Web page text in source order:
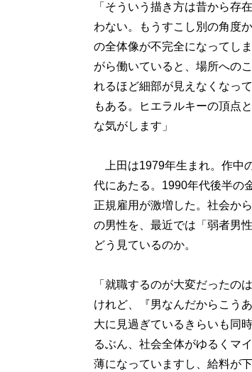
「そういう描き方は昔から存
わない。もうすこし別の角度
の全体像が不完全になってし
がら働いていると、場所への
れるほど細部が見えなくなっ
もある。ヒエラルキーの頂点
な気がします」
上田は1979年生まれ。作中
代にあたる。1990年代後半の
正規雇用が激増した。社会か
の男性を、最近では「弱者男
どう見ているのか。
「就職するのが大変だったの
けれど、『男なんだからこう
大に見過ぎているきらいも同
るぶん、社会全体がゆるくマ
薄になっていますし、給料が